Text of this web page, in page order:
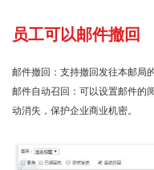
员工可以邮件撤回
邮件撤回：支持撤回发往本邮局
邮件自动召回：可以设置邮件的
动消失，保护企业商业机密。